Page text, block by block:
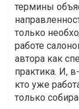
термины
только
работе
автора как
практика. И,
кто уже
только